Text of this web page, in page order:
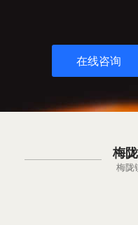
在线咨询
梅
梅陇